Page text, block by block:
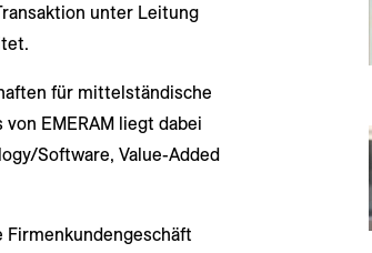
unter Leitung
für mittelständische
EMERAM liegt dabei
Software, Value-Added